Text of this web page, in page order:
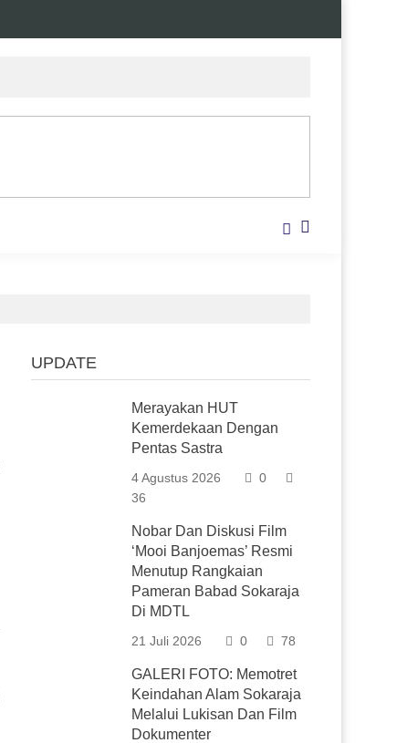
UPDATE
Merayakan HUT
Kemerdekaan Dengan
Pentas Sastra
4 Agustus 2026
0
36
Nobar Dan Diskusi Film
‘Mooi Banjoemas’ Resmi
Menutup Rangkaian
Pameran Babad Sokaraja
Di MDTL
21 Juli 2026 0 78
GALERI FOTO: Memotret
Keindahan Alam Sokaraja
Melalui Lukisan Dan Film
Dokumenter